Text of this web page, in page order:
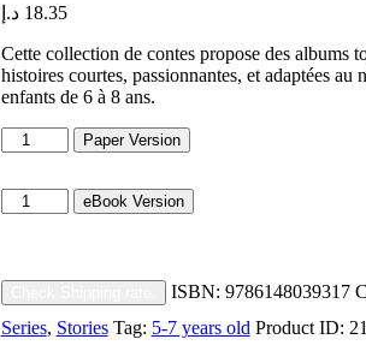
18.35 د.إ
Cette collection de contes propose des albums
histoires courtes, passionnantes, et adaptées
enfants de 6 à 8 ans.
Un
gros
quantity
Paper Version
Un
gros
eBook Version
ISBN: 9786148039317
Series, Stories Tag: 5-7 years old Product ID: